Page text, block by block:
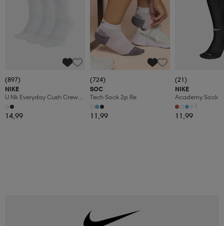
(897)
NIKE
U Nk Everyday Cush Crew
3pr
14,99
(724)
SOC
Tech Sock 2p Re
11,99
(21)
NIKE
Academy Sock
+1
11,99